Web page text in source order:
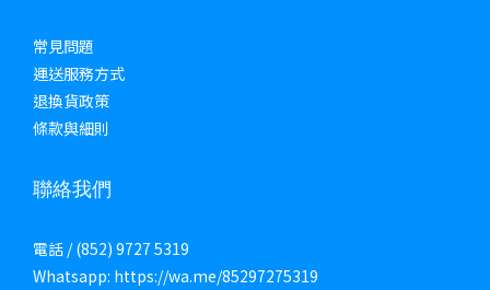
常見問題
運送服務方式
退換貨政策
條款與細則
聯絡我們
電話 / (852) 9727 5319
Whatsapp: https://wa.me/85297275319